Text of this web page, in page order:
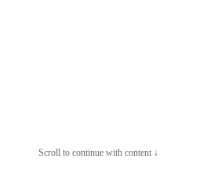
Scroll to continue with content ↓